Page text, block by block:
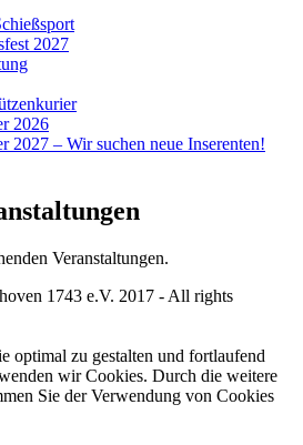
2027
2026
2027 – Wir suchen neue Inserenten!
Veranstaltungen.
1743 e.V. 2017 - All rights
optimal zu gestalten und fortlaufend
wir Cookies. Durch die weitere
Sie der Verwendung von Cookies